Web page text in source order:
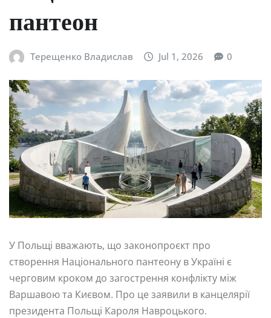
пантеон
Терещенко Владислав Jul 1, 2026 0
У Польщі вважають, що законопроєкт про
створення Національного пантеону в Україні є
черговим кроком до загострення конфлікту між
Варшавою та Києвом. Про це заявили в канцелярії
президента Польщі Кароля Навроцького.